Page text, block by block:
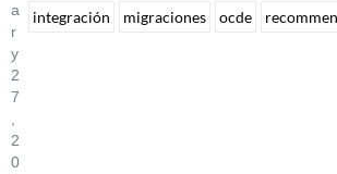
A
R
Y
2
7
2
0
integración
migraciones ocde